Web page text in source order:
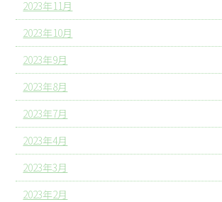
2023年11月
2023年10月
2023年9月
2023年8月
2023年7月
2023年4月
2023年3月
2023年2月